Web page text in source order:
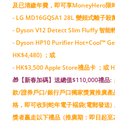
及已清繳年費，即可享MoneyHero限
- LG MD16GQSA1 28L 變頻式離子
- Dyson V12 Detect Slim Fluffy 智能
- Dyson HP10 Purifier Hot+Cool™
HK$4,480) ；或
- HK$3,500 Apple Store禮品卡 ； 或
🎁【新春加碼】送總值$110,000禮品:
款/證券戶口/銀行戶口獨家獎賞推廣
格，即可收到蛇年電子褔袋(電郵發送
獎者贏走以下禮品 (推廣期：即日起